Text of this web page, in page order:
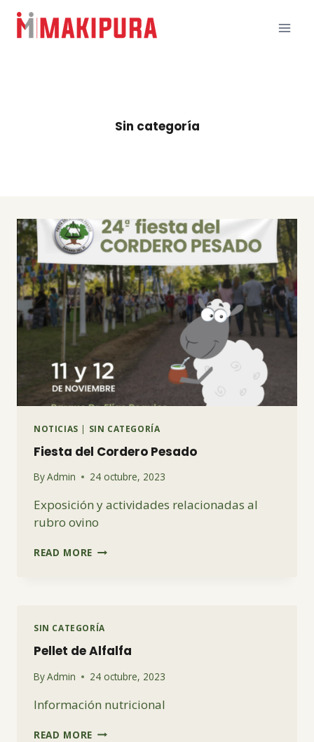
Skip
content
Sin categoría
NOTICIAS | SIN CATEGORÍA
Fiesta del Cordero Pesado
ByAdmin 24 octubre, 2023
Exposición y actividades relacionadas al
rubro ovino
READ MORE FIESTA
SIN CATEGORÍA
Pellet de Alfalfa
ByAdmin 24 octubre, 2023
Información nutricional
READ MORE PELLET